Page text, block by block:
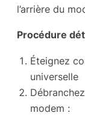
l’arrière du
Procédure
Éteignez
universelle
modem :